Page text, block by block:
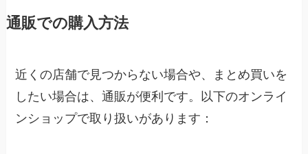
通販での購入方法
近くの店舗で見つからない場合や、まとめ買いを
したい場合は、通販が便利です。以下のオンライ
ンショップで取り扱いがあります：